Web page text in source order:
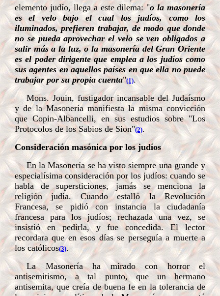
elemento judío, llega a este dilema: "o la masonería
es el velo bajo el cual los judíos, como los
iluminados, prefieren trabajar, de modo que donde
no se pueda aprovechar el velo se ven obligados a
salir más a la luz, o la masonería del Gran Oriente
es el poder dirigente que emplea a los judíos como
sus agentes en aquellos países en que ella no puede
trabajar por su propia cuenta"(1).
Mons. Jouin, fustigador incansable del Judaísmo
y de la Masonería manifiesta la misma convicción
que Copin-Albancelli, en sus estudios sobre "Los
Protocolos de los Sabios de Sion"(2).
Consideración masónica por los judíos
En la Masonería se ha visto siempre una grande y
especialísima consideración por los judíos: cuando se
habla de supersticiones, jamás se menciona la
religión judía. Cuando estalló la Revolución
Francesa, se pidió con instancia la ciudadanía
francesa para los judíos; rechazada una vez, se
insistió en pedirla, y fue concedida. El lector
recordara que en esos días se perseguía a muerte a
los católicos(3).
La Masonería ha mirado con horror el
antisemitismo, a tal punto, que un hermano
antisemita, que creía de buena fe en la tolerancia de